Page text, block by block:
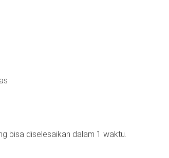
bisa diselesaikan dalam 1 waktu.